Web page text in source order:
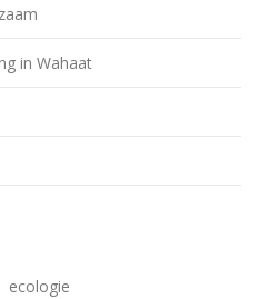
in Wahaat
ecologie